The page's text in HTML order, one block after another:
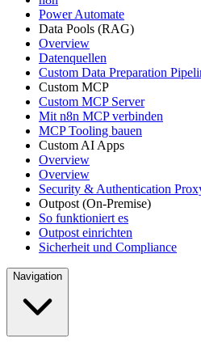
Power Automate
Data Pools (RAG)
Overview
Datenquellen
Custom Data Preparation
Custom MCP
Custom MCP Server
Mit n8n MCP verbinden
MCP Tooling bauen
Custom AI Apps
Overview
Overview
Security & Authentication
Outpost (On-Premise)
So funktioniert es
Outpost einrichten
Sicherheit und Compliance
Navigation